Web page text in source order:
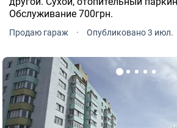
Обслуживание 700грн.
Продаю гараж · Опубликовано 3 июл.